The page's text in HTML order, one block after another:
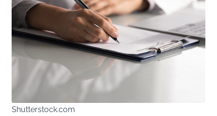
Shutterstock.com